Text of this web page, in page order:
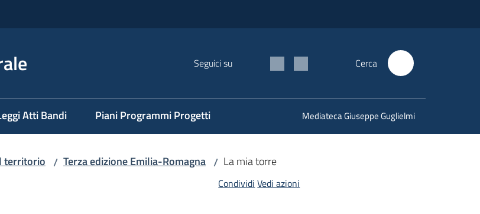
Seguici su Cerca
Atti Bandi Piani Programmi Progetti Mediateca Giuseppe Guglielmi
territorio / Terza edizione Emilia-Romagna / La mia torre
Condividi Vedi azioni